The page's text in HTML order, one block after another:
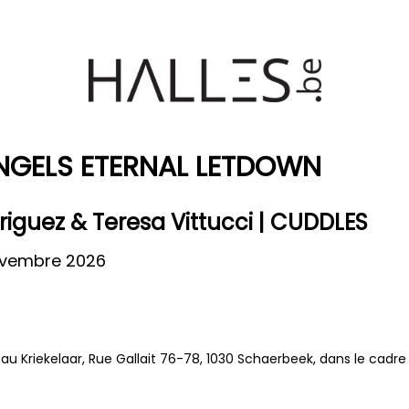
ETERNAL LETDOWN
& Teresa Vittucci | CUDDLES
2026
Kriekelaar, Rue Gallait 76-78, 1030 Schaerbeek, dans le